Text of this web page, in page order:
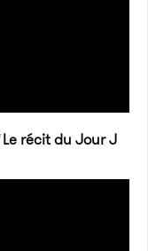
Le récit du Jour J